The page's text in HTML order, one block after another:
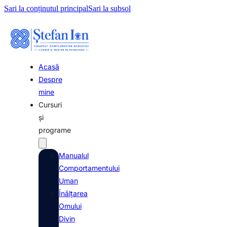
Sari la conținutul principalSari la subsol
Acasă
Despre
mine
Cursuri
şi
programe
Manualul
Comportamentului
Uman
Înălţarea
Omului
Divin